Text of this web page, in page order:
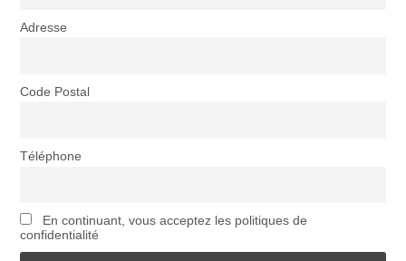
Adresse
Code Postal
Téléphone
En continuant, vous acceptez les politiques de
confidentialité